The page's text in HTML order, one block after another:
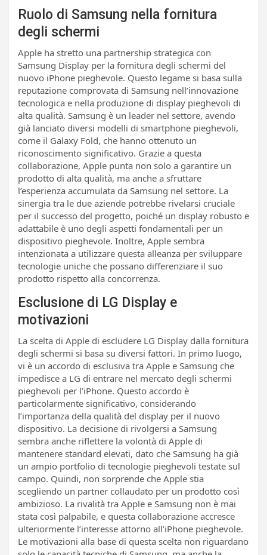
Ruolo di Samsung nella fornitura
degli schermi
Apple ha stretto una partnership strategica con
Samsung Display per la fornitura degli schermi del
nuovo iPhone pieghevole. Questo legame si basa sulla
reputazione comprovata di Samsung nell’innovazione
tecnologica e nella produzione di display pieghevoli di
alta qualità. Samsung è un leader nel settore, avendo
già lanciato diversi modelli di smartphone pieghevoli,
come il Galaxy Fold, che hanno ottenuto un
riconoscimento significativo. Grazie a questa
collaborazione, Apple punta non solo a garantire un
prodotto di alta qualità, ma anche a sfruttare
l’esperienza accumulata da Samsung nel settore. La
sinergia tra le due aziende potrebbe rivelarsi cruciale
per il successo del progetto, poiché un display robusto e
adattabile è uno degli aspetti fondamentali per un
dispositivo pieghevole. Inoltre, Apple sembra
intenzionata a utilizzare questa alleanza per sviluppare
tecnologie uniche che possano differenziare il suo
prodotto rispetto alla concorrenza.
Esclusione di LG Display e
motivazioni
La scelta di Apple di escludere LG Display dalla fornitura
degli schermi si basa su diversi fattori. In primo luogo,
vi è un accordo di esclusiva tra Apple e Samsung che
impedisce a LG di entrare nel mercato degli schermi
pieghevoli per l’iPhone. Questo accordo è
particolarmente significativo, considerando
l’importanza della qualità del display per il nuovo
dispositivo. La decisione di rivolgersi a Samsung
sembra anche riflettere la volontà di Apple di
mantenere standard elevati, dato che Samsung ha già
un ampio portfolio di tecnologie pieghevoli testate sul
campo. Quindi, non sorprende che Apple stia
scegliendo un partner collaudato per un prodotto così
ambizioso. La rivalità tra Apple e Samsung non è mai
stata così palpabile, e questa collaborazione accresce
ulteriormente l’interesse attorno all’iPhone pieghevole.
Le motivazioni alla base di questa scelta non riguardano